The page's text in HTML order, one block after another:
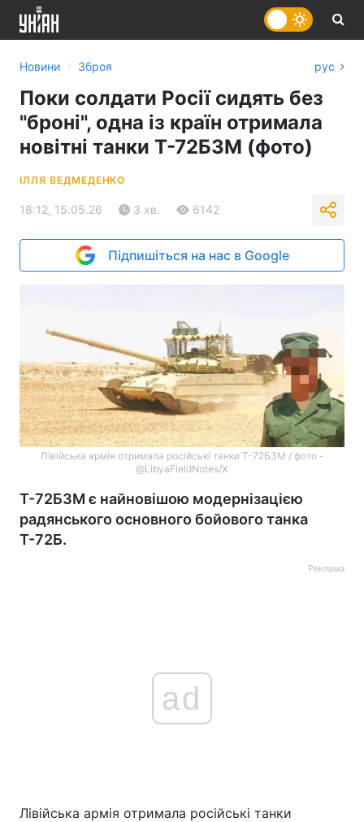
Новини › Зброя рус
Поки солдати Росії сидять без
"броні", одна із країн отримала
новітні танки Т-72Б3М (фото)
ІЛЛЯ ВЕДМЕДЕНКО
18:12, 15.05.26 3 хв. 6142
Підпишіться на нас в Google
Лівійська армія отримала російські танки Т-72Б3М / фото -
@LibyaFieldNotes/Х
Т-72Б3М є найновішою модернізацією
радянського основного бойового танка
Т-72Б.
Реклама
ad
Лівійська армія отримала російські танки